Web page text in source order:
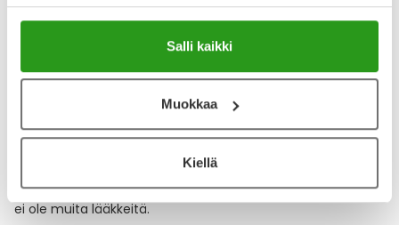
Salli kaikki
Muokkaa
Kiellä
Mitä aktiivihiili tekee?
Aktiivihiilellä on kyky sitoa itseensä erilaisia aineita, kuten
käytetään lääkehiilenä myrkytystapauksissa sitomassa
keholle haitallisia myrkkyjä itseensä. Lääkehiilen ja
hiilitablettien lisäksi aktiivihiiltä voidaan käyttää myös ripulin
ja ilmavaivojen hoitoon tietyissä tilanteissa, mikäli käytössä
ei ole muita lääkkeitä.